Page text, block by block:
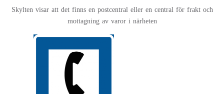
Skylten visar att det finns en postcentral eller en central för frakt och
mottagning av varor i närheten